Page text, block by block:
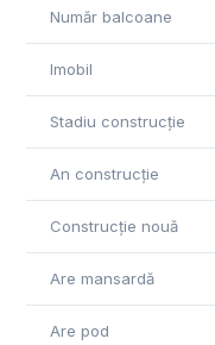
Număr balcoane
Imobil
Stadiu construcție
An construcție
Construcție nouă
Are mansardă
Are pod